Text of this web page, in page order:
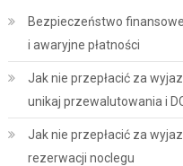
Bezpieczeństwo
i awaryjne płatności
Jak nie przepłacić za
unikaj przewalutowania i
Jak nie przepłacić za
rezerwacji noclegu